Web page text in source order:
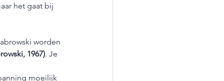
het gaat bij
worden
1967). Je
moeilijk